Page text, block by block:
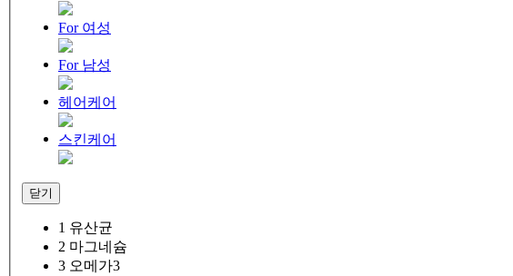
For 여성
For 남성
헤어케어
스킨케어
닫기
1 유산균
2 마그네슘
3 오메가3